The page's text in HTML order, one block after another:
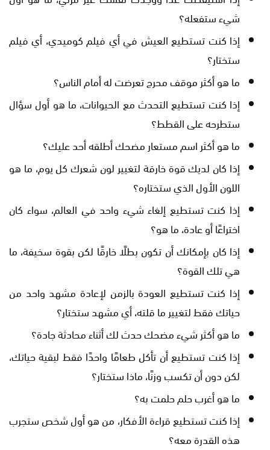
شيء ستفعله؟
إذا كنت تستطيع العيش في أي فيلم كوميدي، أي فيلم
ستختار؟
ما هو أكثر موقف محرج تعرضت له أمام الناس؟
إذا كنت تستطيع التحدث مع الحيوانات، ما هو أول سؤال
ستطرحه على القطط؟
ما هو أكثر اسم مستعار مضحك أطلقه أحد عليك؟
إذا كان لديك قوة خارقة لتغيير لون شعرك كل يوم، ما هو
اللون الأول الذي ستختاره؟
إذا كنت تستطيع إلغاء شيء واحد في العالم، سواء كان
اختراعًا أو عادة، ما هو؟
إذا كان بإمكانك أن تكون بطلًا خارقًا لكن بقوة سخيفة، ما
هي تلك القوة؟
إذا كنت تستطيع العودة بالزمن لإعادة مشهد واحد من
حياتك فقط لتغيير ما قلته، أي مشهد ستختار؟
ما هو أكثر شيء مضحك حدث لك أثناء محادثة جادة؟
إذا كنت تستطيع أن تأكل طعامًا واحدًا فقط لبقية حياتك،
لكن دون أن تكسب وزنًا، ماذا ستختار؟
ما هو أغرب حلم حلمت به؟
إذا كنت تستطيع قراءة الأفكار، من هو أول شخص ستجرب
هذه القدرة معه؟